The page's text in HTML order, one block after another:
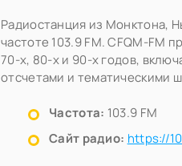
Радиостанция из Монктона,
частоте 103.9 FM. CFQM-FM
70-х, 80-х и 90-х годов,
отсчетами и тематическими
Частота: 103.9 FM
Сайт радио: https://